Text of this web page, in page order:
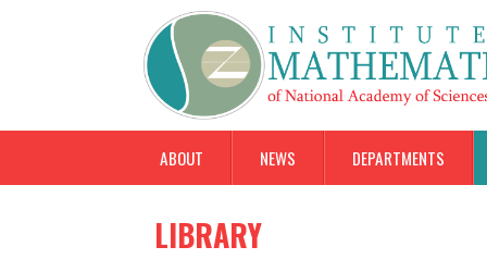
ABOUT NEWS DEPARTMENTS
LIBRARY